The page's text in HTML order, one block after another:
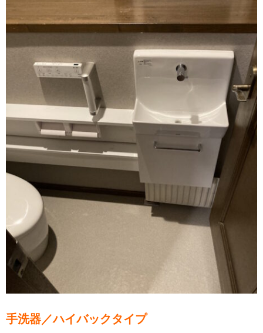
手洗器／ハイバックタイプ